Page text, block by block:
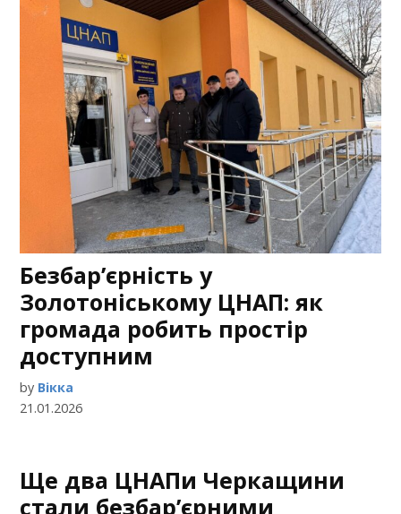
Безбар’єрність у
Золотоніському ЦНАП: як
громада робить простір
доступним
by Вікка
21.01.2026
Ще два ЦНАПи Черкащини
стали безбар’єрними